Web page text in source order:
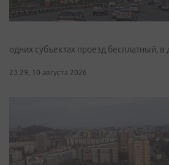
одних субъектах проезд бесплатный, в
23:29, 10 августа 2026